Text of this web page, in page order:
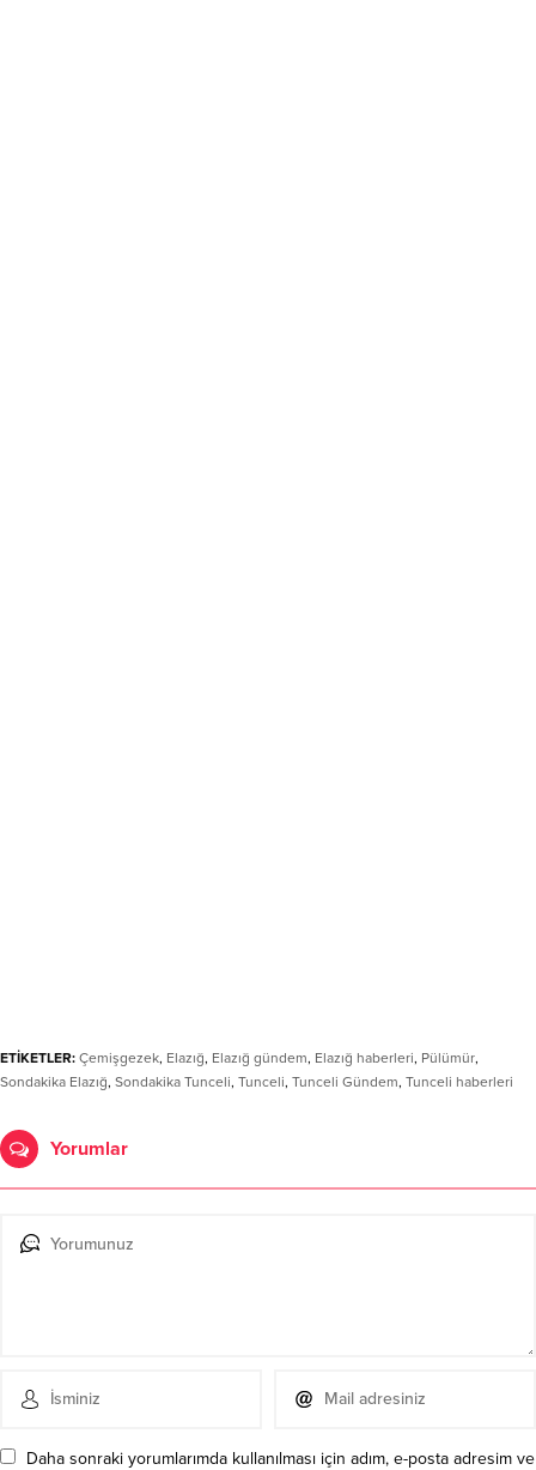
ETİKETLER: Çemişgezek, Elazığ, Elazığ gündem, Elazığ haberleri, Pülümür,
Sondakika Elazığ, Sondakika Tunceli, Tunceli, Tunceli Gündem, Tunceli haberleri
Yorumlar
Daha sonraki yorumlarımda kullanılması için adım, e-posta adresim ve